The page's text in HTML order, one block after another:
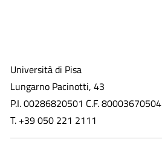
Università di Pisa
Lungarno Pacinotti, 43
P.I. 00286820501 C.F. 80003670504
T. +39 050 221 2111